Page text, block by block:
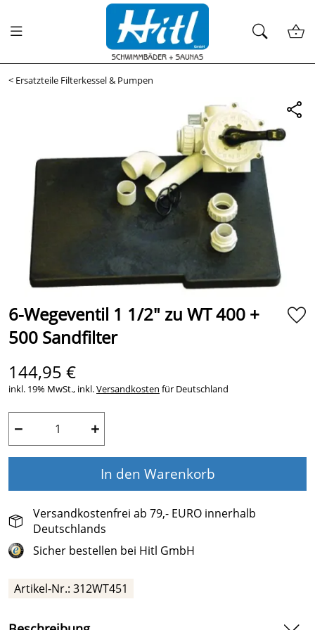
< Ersatzteile Filterkessel & Pumpen
6-Wegeventil 1 1/2" zu WT 400 +
500 Sandfilter
144,95 €
inkl. 19% MwSt., inkl.Versandkosten für Deutschland
− +
In den Warenkorb
Versandkostenfrei ab 79,- EURO innerhalb
Deutschlands
Sicher bestellen bei Hitl GmbH
Artikel-Nr.: 312WT451